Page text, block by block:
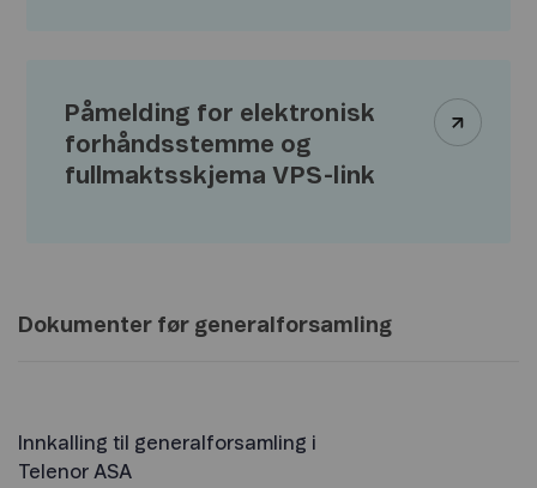
Påmelding for elektronisk
forhåndsstemme og
fullmaktsskjema VPS-link
Dokumenter før generalforsamling
Innkalling til generalforsamling i
Telenor ASA